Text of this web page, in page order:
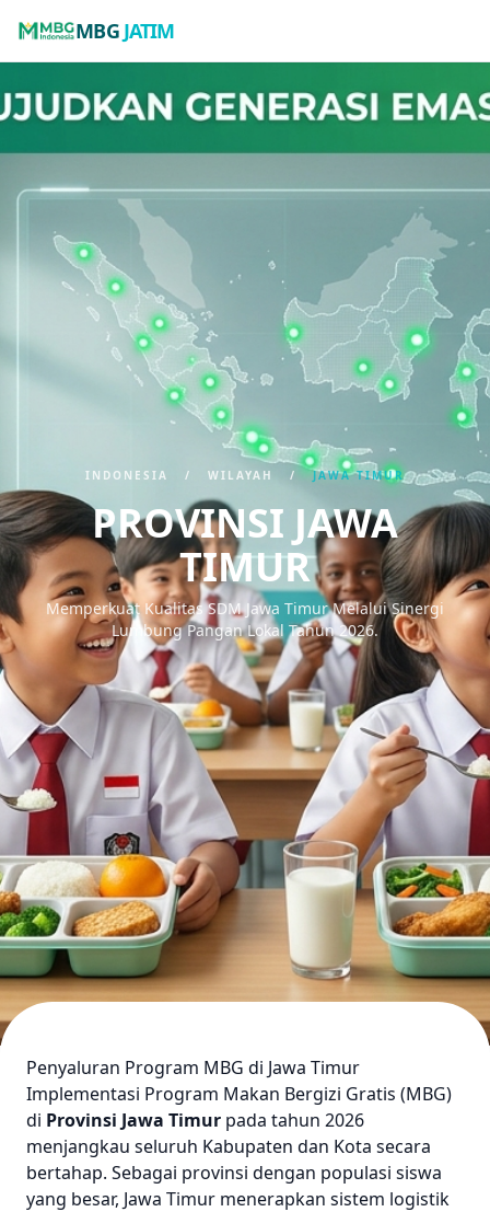
MBGJATIM
INDONESIA / WILAYAH /JAWA TIMUR
PROVINSI JAWA
TIMUR
Memperkuat Kualitas SDM Jawa Timur Melalui Sinergi
Lumbung Pangan Lokal Tahun 2026.
Penyaluran Program MBG di Jawa Timur
Implementasi Program Makan Bergizi Gratis (MBG)
di Provinsi Jawa Timur pada tahun 2026
menjangkau seluruh Kabupaten dan Kota secara
bertahap. Sebagai provinsi dengan populasi siswa
yang besar, Jawa Timur menerapkan sistem logistik